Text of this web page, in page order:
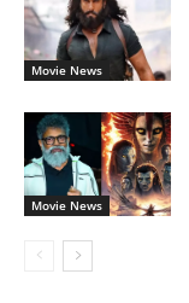
Movie News
Movie News